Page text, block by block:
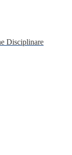
Disciplinare